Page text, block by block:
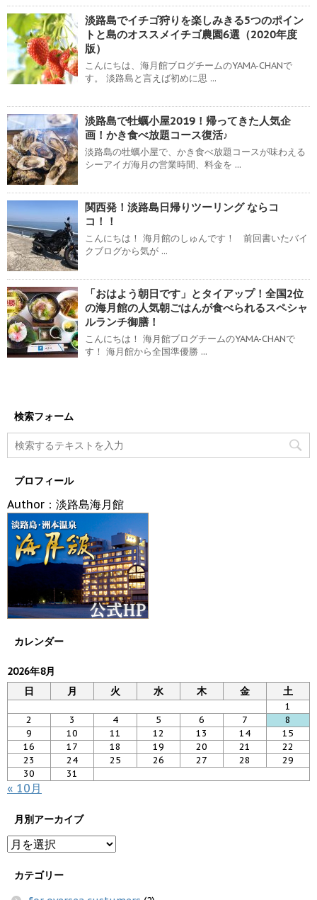
淡路島でイチゴ狩りを楽しみきる5つのポイン
トと島のオススメイチゴ農園6選（2020年度
版）
こんにちは、海月館ブログチームのYAMA-CHANで
す。 淡路島と言えば初めに思 ...
淡路島で牡蠣小屋2019！帰ってきた人気企
画！かき食べ放題コース復活♪
淡路島の牡蠣小屋で、かき食べ放題コースが味わえる
シーアイガ海月の営業時間、料金を ...
関西発！淡路島日帰りツーリング ならコ
コ！！
こんにちは！ 海月館のしゅんです！ 前回書いたバイ
クブログから気が ...
「おはよう朝日です」とタイアップ！全国2位
の海月館の人気朝ごはんが食べられるスペシャ
ルランチ御膳！
こんにちは！ 海月館ブログチームのYAMA-CHANで
す！ 海月館から全国準優勝 ...
検索フォーム
プロフィール
Author：淡路島海月館
カレンダー
2026年8月
日
月 火 水 木 金 土
1
2
3 4 5 6 7
8
9
10 11 12 13 14
15
16
17 18 19 20 21
22
23
24 25 26 27 28
29
30
31
« 10月
月別アーカイブ
カテゴリー